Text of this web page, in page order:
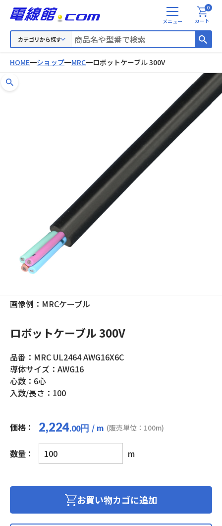
カテゴリから探す
メ
ニ
カート
0
HOME ショップ MRC ロボットケーブル 300V
画像例：MRCケーブル
ロボットケーブル 300V
品番：MRC UL2464 AWG16X6C
導体サイズ：AWG16
心数：6心
入数/長さ：100
価格： 2,224.00円 / m (販売単位：100m)
数量：
ロ
ボ
ト
m
お買い物カゴに追加